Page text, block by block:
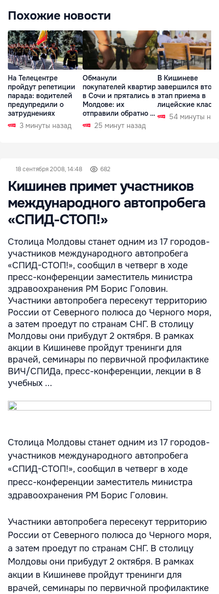
Похожие новости
На Телецентре
пройдут репетиции
парада: водителей
предупредили о
затруднениях
3 минуты назад
Обманули
покупателей квартир
в Сочи и прятались в
Молдове: их
отправили обратно в
РФ 25 минут назад
В Кишиневе
завершился
этап приема в
лицейские
54 минуты
18 сентября 2008, 14:48 682
Кишинев примет участников
международного автопробега
«СПИД-СТОП!»
Столица Молдовы станет одним из 17 городов-
участников международного автопробега
«СПИД-СТОП!», сообщил в четверг в ходе
пресс-конференции заместитель министра
здравоохранения РМ Борис Головин.
Участники автопробега пересекут территорию
России от Северного полюса до Черного моря,
а затем проедут по странам СНГ. В столицу
Молдовы они прибудут 2 октября. В рамках
акции в Кишиневе пройдут тренинги для
врачей, семинары по первичной профилактике
ВИЧ/СПИДа, пресс-конференции, лекции в 8
учебных ...
Столица Молдовы станет одним из 17 городов-
участников международного автопробега
«СПИД-СТОП!», сообщил в четверг в ходе
пресс-конференции заместитель министра
здравоохранения РМ Борис Головин.
Участники автопробега пересекут территорию
России от Северного полюса до Черного моря,
а затем проедут по странам СНГ. В столицу
Молдовы они прибудут 2 октября. В рамках
акции в Кишиневе пройдут тренинги для
врачей, семинары по первичной профилактике